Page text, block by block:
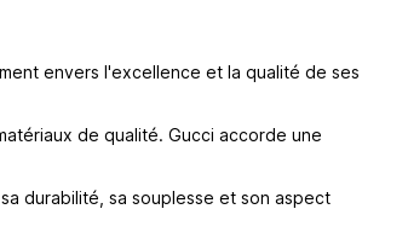
envers l'excellence et la qualité de ses
de qualité. Gucci accorde une
durabilité, sa souplesse et son aspect